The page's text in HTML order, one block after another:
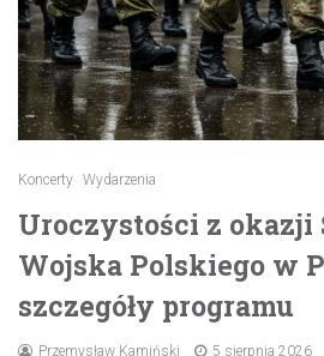
Koncerty Wydarzenia
Uroczystości z okazji
Wojska Polskiego w
szczegóły programu
Przemysław Kamiński 5 sierpnia 2026